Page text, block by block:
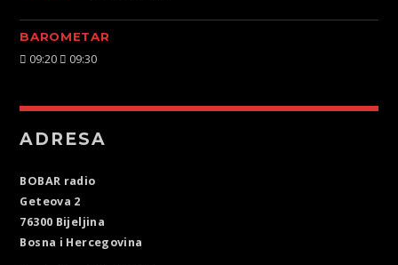
BAROMETAR
09:20 09:30
ADRESA
BOBAR radio
Geteova 2
76300 Bijeljina
Bosna i Hercegovina